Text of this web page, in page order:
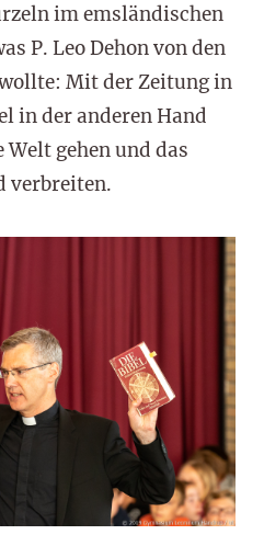
im emsländischen
P. Leo Dehon von den
Mit der Zeitung in
in der anderen Hand
gehen und das
verbreiten.